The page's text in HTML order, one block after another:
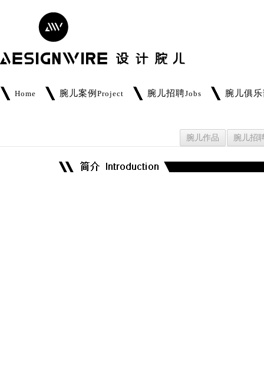
Home 腕儿案例 Project 腕儿招聘Jobs 腕儿俱
腕儿作品 腕儿招